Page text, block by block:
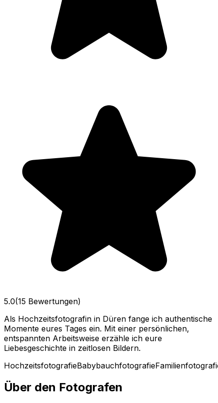
5.0(15 Bewertungen)
Als Hochzeitsfotografin in Düren fange ich authentische
Momente eures Tages ein. Mit einer persönlichen,
entspannten Arbeitsweise erzähle ich eure
Liebesgeschichte in zeitlosen Bildern.
HochzeitsfotografieBabybauchfotografie
Über den Fotografen